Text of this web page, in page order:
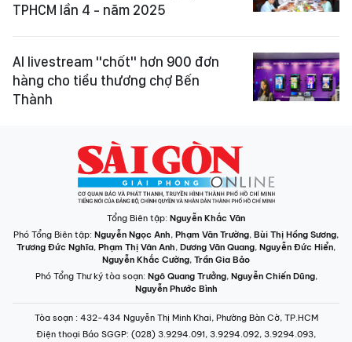
TPHCM lần 4 - năm 2025
AI livestream "chốt" hơn 900 đơn
hàng cho tiểu thương chợ Bến
Thành
Tổng Biên tập: Nguyễn Khắc Văn
Phó Tổng Biên tập: Nguyễn Ngọc Anh, Phạm Văn Trường, Bùi Thị Hồng Sương,
Trương Đức Nghĩa, Phạm Thị Vân Anh, Dương Văn Quang, Nguyễn Đức Hiển,
Nguyễn Khắc Cường, Trần Gia Bảo
Phó Tổng Thư ký tòa soạn: Ngô Quang Trưởng, Nguyễn Chiến Dũng,
Nguyễn Phước Bình
Tòa soạn : 432-434 Nguyễn Thị Minh Khai, Phường Bàn Cờ, TP.HCM
Điện thoại Báo SGGP: (028) 3.9294.091, 3.9294.092, 3.9294.093,